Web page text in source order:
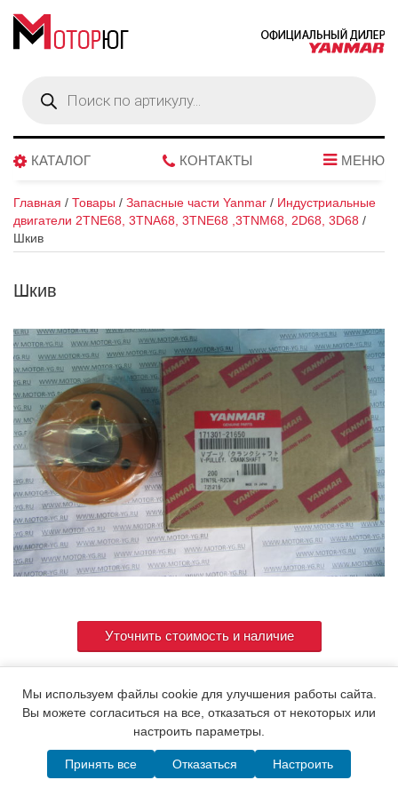
товаров
КАТАЛОГ КОНТАКТЫ МЕНЮ
Главная / Товары / Запасные части Yanmar / Индустриальные
двигатели 2TNE68, 3TNA68, 3TNE68 ,3TNM68, 2D68, 3D68 /
Шкив
Шкив
Уточнить стоимость и наличие
Артикул 171301-21650
© 2015. Все права защищены.Мотор-Юг
Написать в MAX
Telegram WhatsApp Позвонить
Мы используем файлы cookie для улучшения работы сайта.
Вы можете согласиться на все, отказаться от некоторых или
настроить параметры.
Принять все Отказаться Настроить